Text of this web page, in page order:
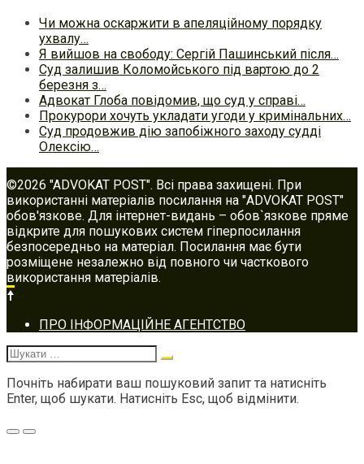
Чи можна оскаржити в апеляційному порядку
ухвалу…
Я вийшов на свободу: Сергій Пашинський після…
Суд залишив Коломойського під вартою до 2
березня з…
Адвокат Глоба повідомив, що суд у справі…
Прокурори хочуть укладати угоди у кримінальних…
Суд продовжив дію запобіжного заходу судді
Олексію…
©2026 "ADVOKAT POST". Всі права захищені. При
використанні матеріалів посилання на "ADVOKAT POST"
обов'язкове. Для інтернет-видань – обов`язкове пряме
відкрите для пошукових систем гіперпосилання
безпосередньо на матеріал. Посилання має бути
розміщене незалежно від повного чи часткового
використання матеріалів.
Footer
navigation
ПРО ІНФОРМАЦІЙНЕ АГЕНТСТВО
Шукати:
Почніть набирати ваш пошуковий запит та натисніть
Enter, щоб шукати. Натисніть Esc, щоб відмінити.
Меню